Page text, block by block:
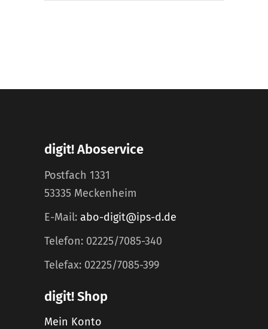
digit! Aboservice
Postfach 1331
53335 Meckenheim
E-Mail: abo-digit@ips-d.de
Telefon: 02225/7085-340
Telefax: 02225/7085-399
digit! Shop
Mein Konto